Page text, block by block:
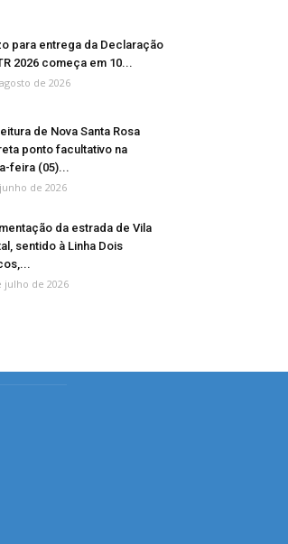
para entrega da Declaração
2026 começa em 10...
de 2026
de Nova Santa Rosa
ponto facultativo na
feira (05)...
de 2026
da estrada de Vila
sentido à Linha Dois
julho de 2026